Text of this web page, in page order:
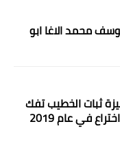
محمد الاغا ابو
ثبات الخطيب تفك
لغز الزهايمر وتتوج ببراءة اختراع في عام 2019